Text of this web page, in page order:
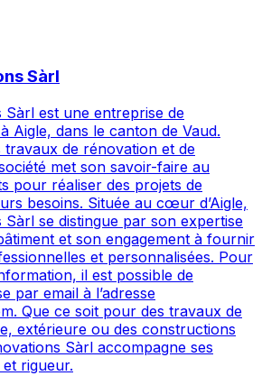
Sàrl
Sàrl est une entreprise de
Aigle, dans le canton de Vaud.
travaux de rénovation et de
met son savoir-faire au
pour réaliser des projets de
besoins. Située au cœur d’Aigle,
Sàrl se distingue par son expertise
et son engagement à fournir
et personnalisées. Pour
il est possible de
par email à l’adresse
Que ce soit pour des travaux de
extérieure ou des constructions
Sàrl accompagne ses
rigueur.